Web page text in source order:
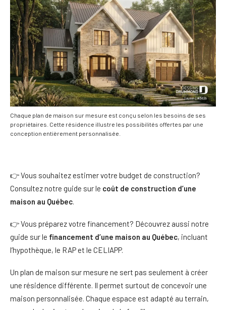
Chaque plan de maison sur mesure est conçu selon les besoins de ses
propriétaires. Cette résidence illustre les possibilités offertes par une
conception entièrement personnalisée.
👉 Vous souhaitez estimer votre budget de construction?
Consultez notre guide sur le coût de construction d’une
maison au Québec.
👉 Vous préparez votre financement? Découvrez aussi notre
guide sur le financement d’une maison au Québec, incluant
l’hypothèque, le RAP et le CELIAPP.
Un plan de maison sur mesure ne sert pas seulement à créer
une résidence différente. Il permet surtout de concevoir une
maison personnalisée. Chaque espace est adapté au terrain,